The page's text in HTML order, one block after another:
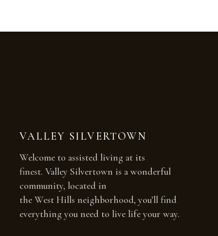
VALLEY SILVERTOWN
Welcome to assisted living at its
finest. Valley Silvertown is a wonderful
community, located in
the West Hills neighborhood, you’ll find
everything you need to live life your way.